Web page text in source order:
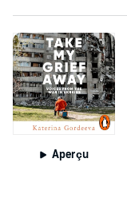
Aperçu